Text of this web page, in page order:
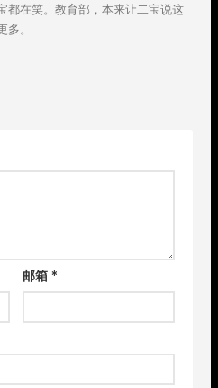
都在笑。教育部，本来让二宝说这
。
邮箱*